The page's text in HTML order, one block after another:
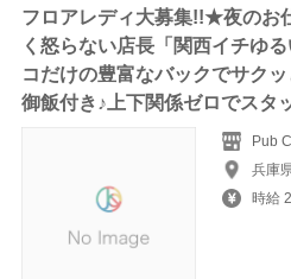
フロアレディ大募集!!★夜のお
く怒らない店長「関西イチゆ
コだけの豊富なバックでサク
御飯付き♪上下関係ゼロでスタ
Pub
兵庫
時給